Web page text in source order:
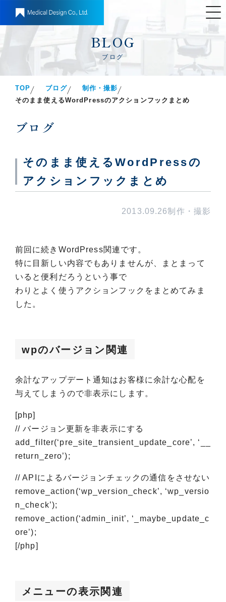
BLOG
ブログ
TOP ブログ
制作・撮影
そのまま使えるWordPressのアクションフックまとめ
ブログ
そのまま使えるWordPressの
アクションフックまとめ
2013.09.26制作・撮影
前回に続きWordPress関連です。
特に目新しい内容でもありませんが、まとまって
いると便利だろうという事で
わりとよく使うアクションフックをまとめてみま
した。
wpのバージョン関連
余計なアップデート通知はお客様に余計な心配を
与えてしまうので非表示にします。
[php]
// バージョン更新を非表示にする
add_filter(‘pre_site_transient_update_core’, ‘__
return_zero’);
// APIによるバージョンチェックの通信をさせない
remove_action(‘wp_version_check’, ‘wp_versio
n_check’);
remove_action(‘admin_init’, ‘_maybe_update_c
ore’);
[/php]
メニューの表示関連